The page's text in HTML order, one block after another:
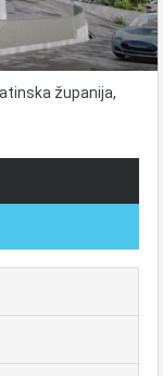
županija,